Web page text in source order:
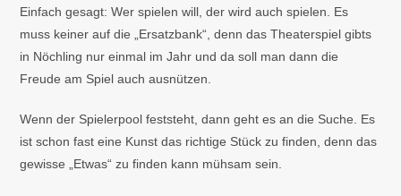
Einfach gesagt: Wer spielen will, der wird auch spielen. Es
muss keiner auf die „Ersatzbank“, denn das Theaterspiel gibts
in Nöchling nur einmal im Jahr und da soll man dann die
Freude am Spiel auch ausnützen.
Wenn der Spielerpool feststeht, dann geht es an die Suche. Es
ist schon fast eine Kunst das richtige Stück zu finden, denn das
gewisse „Etwas“ zu finden kann mühsam sein.